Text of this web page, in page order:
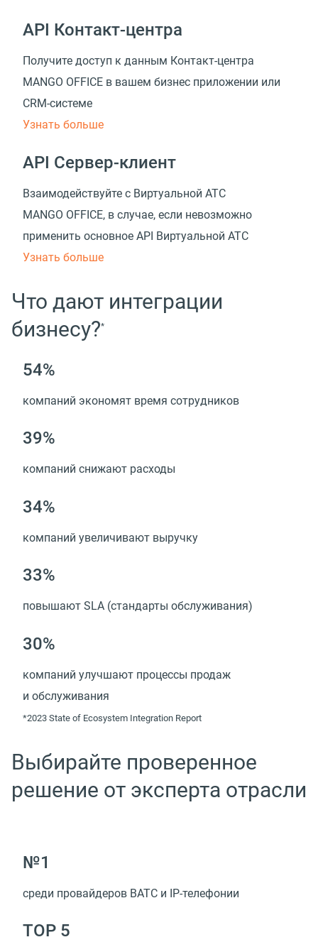
API Контакт-центра
Получите доступ к данным Контакт-центра
MANGO OFFICE в вашем бизнес приложении или
CRM-системе
Узнать больше
API Сервер-клиент
Взаимодействуйте с Виртуальной АТС
MANGO OFFICE, в случае, если невозможно
применить основное API Виртуальной АТС
Узнать больше
Что дают интеграции
бизнесу?*
54%
компаний экономят время сотрудников
39%
компаний снижают расходы
34%
компаний увеличивают выручку
33%
повышают SLA (стандарты обслуживания)
30%
компаний улучшают процессы продаж
и обслуживания
*2023 State of Ecosystem Integration Report
Выбирайте проверенное
решение от эксперта отрасли
№1
среди провайдеров ВАТС и IP-телефонии
TOP 5